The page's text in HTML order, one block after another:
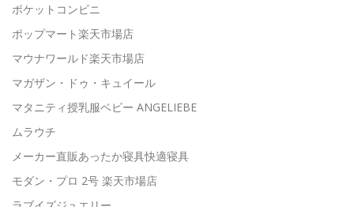
ポケットコンビニ
ポップマート楽天市場店
マウナワールド楽天市場店
マガザン・ドゥ・キュイール
マタニティ授乳服ベビー ANGELIEBE
ムラウチ
メーカー直販あったか寝具快適寝具
モダン・プロ 2号 楽天市場店